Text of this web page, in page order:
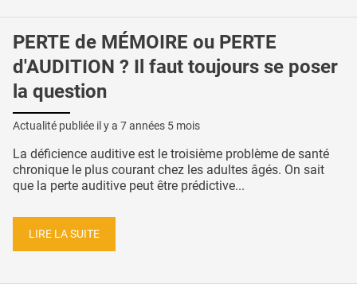
PERTE de MÉMOIRE ou PERTE
d'AUDITION ? Il faut toujours se poser
la question
Actualité publiée il y a 7 années 5 mois
La déficience auditive est le troisième problème de santé
chronique le plus courant chez les adultes âgés. On sait
que la perte auditive peut être prédictive...
LIRE LA SUITE